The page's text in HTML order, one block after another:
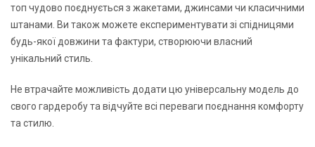
топ чудово поєднується з жакетами, джинсами чи класичними
штанами. Ви також можете експериментувати зі спідницями
будь-якої довжини та фактури, створюючи власний
унікальний стиль.
Не втрачайте можливість додати цю універсальну модель до
свого гардеробу та відчуйте всі переваги поєднання комфорту
та стилю.